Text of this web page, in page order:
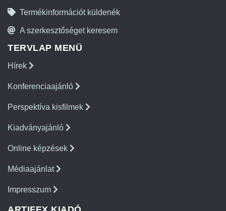
Termékinformációt küldenék
A szerkesztőséget keresem
TERVLAP MENÜ
Hírek
Konferenciaajánló
Perspektíva kisfilmek
Kiadványajánló
Online képzések
Médiaajánlat
Impresszum